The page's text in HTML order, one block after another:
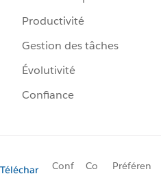
Productivité
Gestion des tâches
Évolutivité
Confiance
Téléchar
Conf
Co
Préféren